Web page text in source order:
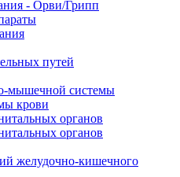
- Орви/Грипп
путей
мышечной системы
крови
органов
органов
желудочно-кишечного